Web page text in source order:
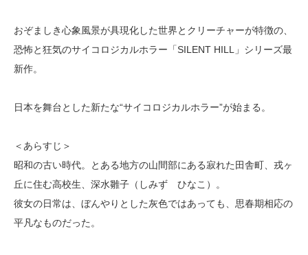
おぞましき心象風景が具現化した世界とクリーチャーが特徴の、
恐怖と狂気のサイコロジカルホラー「SILENT HILL」シリーズ最
新作。
日本を舞台とした新たな“サイコロジカルホラー”が始まる。
＜あらすじ＞
昭和の古い時代。とある地方の山間部にある寂れた田舎町、戎ヶ
丘に住む高校生、深水雛子（しみず ひなこ）。
彼女の日常は、ぼんやりとした灰色ではあっても、思春期相応の
平凡なものだった。